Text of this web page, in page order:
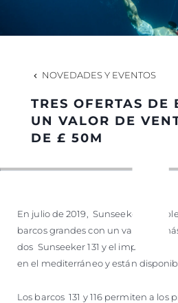
¿QUIÉNES
EL
VALORE SU
NOVEDADES Y EVENTOS
TRES OFERTAS DE
UN VALOR DE
DE £ 50M
En julio de 2019, Sunseeker
barcos grandes con un valor de
dos Sunseeker 131 y el
en el mediterráneo y están
Los barcos 131 y 116 permiten a los